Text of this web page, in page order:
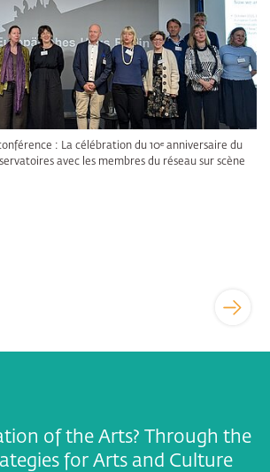
: La célébration du 10ᵉ anniversaire du
avec les membres du réseau sur scène
of the Arts? Through the
for Arts and Culture